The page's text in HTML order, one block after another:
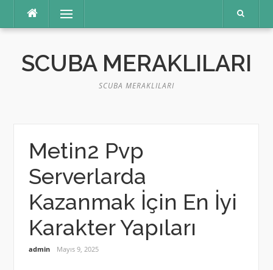
Menü
SCUBA MERAKLILARI
SCUBA MERAKLILARI
Metin2 Pvp
Serverlarda
Kazanmak İçin En İyi
Karakter Yapıları
admin Mayıs 9, 2025